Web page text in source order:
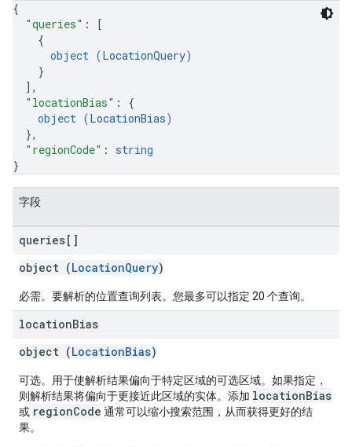
{
"queries" :
[
{
object (LocationQuery)
}
] ,
"locationBias" : {
object (LocationBias)
},
"regionCode" : string
}
字段
queries[]
object (LocationQuery)
必需。要解析的位置查询列表。您最多可以指定 20 个查询。
locationBias
object (LocationBias)
可选。用于使解析结果偏向于特定区域的可选区域。如果指定，
则解析结果将偏向于更接近此区域的实体。添加 locationBias
或 regionCode 通常可以缩小搜索范围，从而获得更好的结
果。